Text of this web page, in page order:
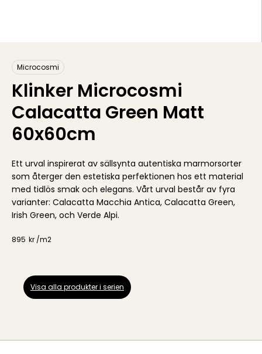
Microcosmi
Klinker Microcosmi
Calacatta Green Matt
60x60cm
Ett urval inspirerat av sällsynta autentiska marmorsorter
som återger den estetiska perfektionen hos ett material
med tidlös smak och elegans. Vårt urval består av fyra
varianter: Calacatta Macchia Antica, Calacatta Green,
Irish Green, och Verde Alpi.
895 kr /m2
Visa alla produkter i serien